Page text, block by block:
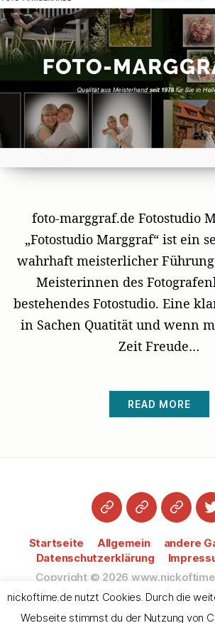
foto-marggraf.de Fotostudio
„Fotostudio Marggraf“ ist ein
wahrhaft meisterlicher
Meisterinnen des
bestehendes Fotostudio. Eine
in Sachen Quatität und wenn
Zeit Freude…
READ MORE
Startseite
Startseite Allgemein andere
Datenschutzerklärung
Copyright © 2026
reserved.
nickoftime.de nutzt Cookies. Durch die
Webseite stimmst du der Nutzung von